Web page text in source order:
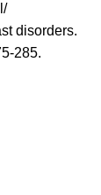
disorders.
285.